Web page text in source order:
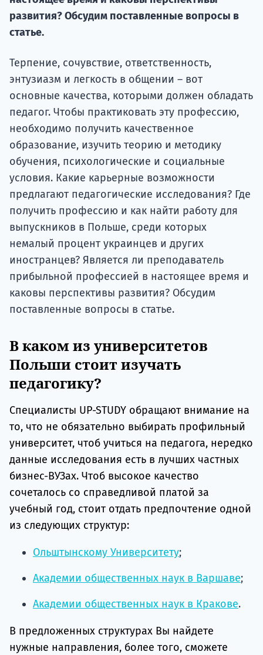
развития? Обсудим поставленные вопросы в
статье.
Терпение, сочувствие, ответственность,
энтузиазм и легкость в общении – вот
основные качества, которыми должен обладать
педагог. Чтобы практиковать эту профессию,
необходимо получить качественное
образование, изучить теорию и методику
обучения, психологические и социальные
условия. Какие карьерные возможности
предлагают педагогические исследования? Где
получить профессию и как найти работу для
выпускников в Польше, среди которых
немалый процент украинцев и других
иностранцев? Является ли преподаватель
прибыльной профессией в настоящее время и
каковы перспективы развития? Обсудим
поставленные вопросы в статье.
В каком из университетов
Польши стоит изучать
педагогику?
Специалисты UP-STUDY обращают внимание на
то, что не обязательно выбирать профильный
университет, чтоб учиться на педагога, нередко
данные исследования есть в лучших частных
бизнес-ВУЗах. Чтоб высокое качество
сочеталось со справедливой платой за
учебный год, стоит отдать предпочтение одной
из следующих структур:
Ольштынскому Университету;
Академии общественных наук в Варшаве;
Академии общественных наук в Кракове.
В предложенных структурах Вы найдете
нужные направления, более того, сможете